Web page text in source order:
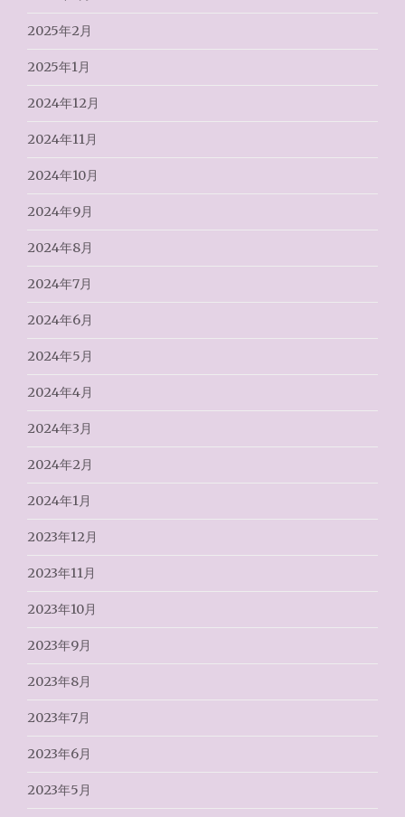
2025年2月
2025年1月
2024年12月
2024年11月
2024年10月
2024年9月
2024年8月
2024年7月
2024年6月
2024年5月
2024年4月
2024年3月
2024年2月
2024年1月
2023年12月
2023年11月
2023年10月
2023年9月
2023年8月
2023年7月
2023年6月
2023年5月